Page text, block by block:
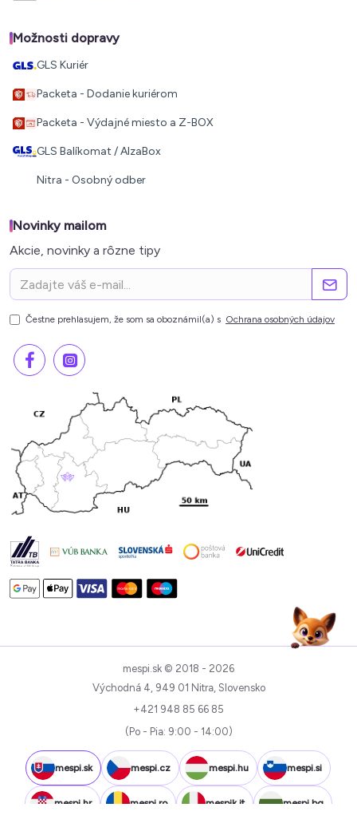
Možnosti dopravy
GLS Kuriér
Packeta - Dodanie kuriérom
Packeta - Výdajné miesto a Z-BOX
GLS Balíkomat / AlzaBox
Nitra - Osobný odber
Novinky mailom
Akcie, novinky a rôzne tipy
Čestne prehlasujem, že som sa oboznámil(a) s Ochrana osobných údajov
mespi.sk © 2018 - 2026
Východná 4, 949 01 Nitra, Slovensko
+421 948 85 66 85
(Po - Pia: 9:00 - 14:00)
mespi.sk mespi.cz mespi.hu mespi.si
mespi.hr mespi.ro mespik.it mespi.bg